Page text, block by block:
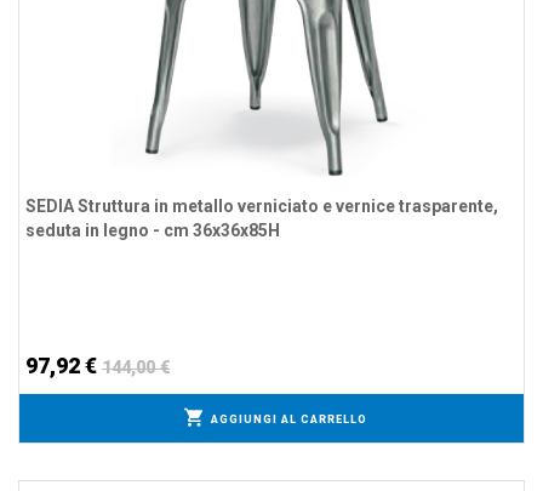
SEDIA Struttura in metallo verniciato e vernice trasparente,
seduta in legno - cm 36x36x85H
97,92 € 144,00 €
AGGIUNGI AL CARRELLO